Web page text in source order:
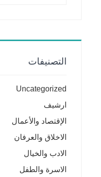
التصنيفات
Uncategorized
ارشيف
الإقتصاد والأعمال
الاخلاق والعرفان
الادب والخيال
الاسرة والطفل